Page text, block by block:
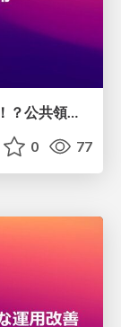
制約が多いからこそ設計しがいがある！？公共領域でのAWSと生成AIの活用
0 77